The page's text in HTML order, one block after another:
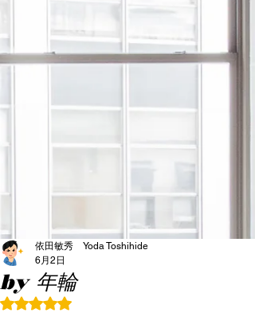
by 年輪
依田敏秀 Yoda Toshihide
6月2日
5つ星のうちNaNと評価されています。